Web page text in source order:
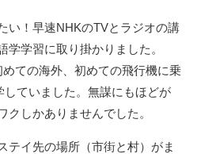
い！早速NHKのTVとラジオの講
学学習に取り掛かりました。
ての海外、初めての飛行機に乗
していました。無謀にもほどが
クしかありませんでした。
テイ先の場所（市街と村）がま